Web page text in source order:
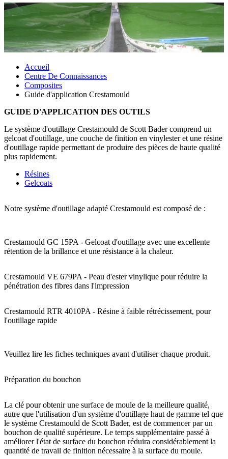
Accueil
Centre De Connaissances
Composites
Guide d'application Crestamould
GUIDE D'APPLICATION DES OUTILS
Le système d'outillage Crestamould de Scott Bader comprend un
gelcoat d'outillage, une couche de finition en vinylester et une résine
d'outillage rapide permettant de produire des pièces de haute qualité
plus rapidement.
Résines
Gelcoats
Notre système d'outillage adapté Crestamould est composé de :
Crestamould GC 15PA - Gelcoat d'outillage avec une excellente
rétention de la brillance et une résistance à la chaleur.
Crestamould VE 679PA - Peau d'ester vinylique pour réduire la
pénétration des fibres dans l'impression
Crestamould RTR 4010PA - Résine à faible rétrécissement, pour
l'outillage rapide
Veuillez lire les fiches techniques avant d'utiliser chaque produit.
Préparation du bouchon
La clé pour obtenir une surface de moule de la meilleure qualité,
autre que l'utilisation d'un système d'outillage haut de gamme tel que
le système Crestamould de Scott Bader, est de commencer par un
bouchon de qualité supérieure. Le temps supplémentaire passé à
améliorer l'état de surface du bouchon réduira considérablement la
quantité de travail de finition nécessaire à la surface du moule.